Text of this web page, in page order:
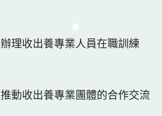
辦理收出養專業人員在職訓練
推動收出養專業團體的合作交流